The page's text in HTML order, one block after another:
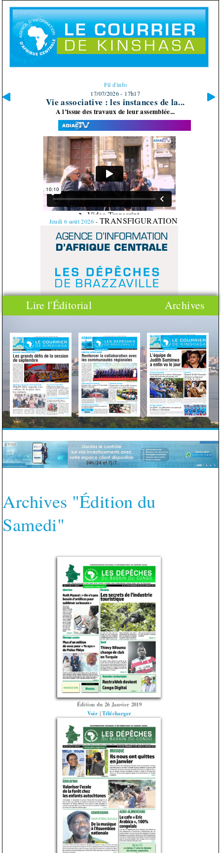
Fil d'info
17/07/2026 - 17h17
Vie associative : les instances de la...
A l’issue des travaux de leur assemblée...
Jeudi 6 août 2026-TRANSFIGURATION
Lire l'Éditorial Archives
Archives "Édition du
Samedi"
Édition du 26 Janvier 2019
Voir |Télécharger